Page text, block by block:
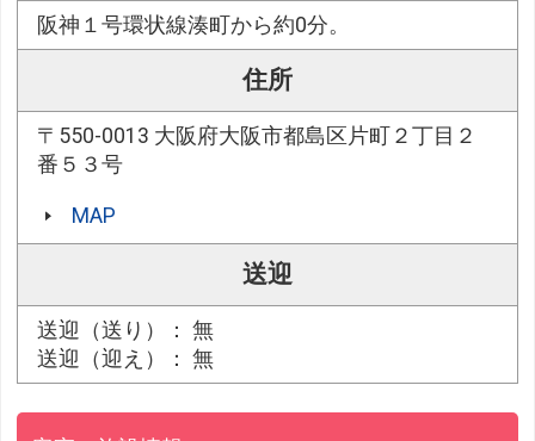
阪神１号環状線湊町から約0分。
住所
〒550-0013 大阪府大阪市都島区片町２丁目２
番５３号
MAP
送迎
送迎（送り）： 無
送迎（迎え）： 無